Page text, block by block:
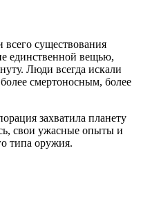
существования
единственной вещью,
Люди всегда искали
смертоносным, более
захватила планету
свои ужасные опыты и
типа оружия.